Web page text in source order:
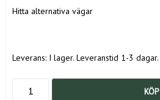
Hitta alternativa vägar
Leverans: I lager. Leveranstid 1-3 dagar.
KÖP